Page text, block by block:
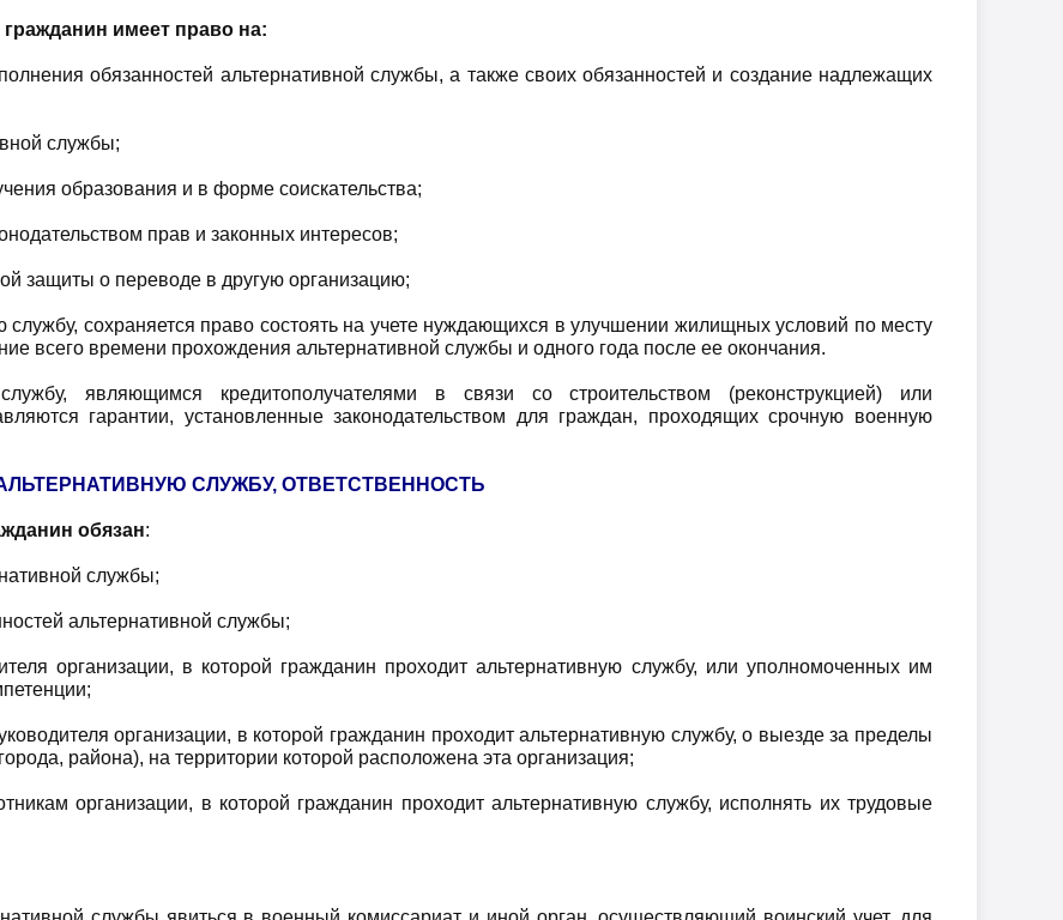
имеет право на:
обязанностей альтернативной службы, а также своих обязанностей и создание надлежащих
службы;
образования и в форме соискательства;
прав и законных интересов;
защиты о переводе в другую организацию;
сохраняется право состоять на учете нуждающихся в улучшении жилищных условий по месту
всего времени прохождения альтернативной службы и одного года после ее окончания.
являющимся кредитополучателями в связи со строительством (реконструкцией) или
гарантии, установленные законодательством для граждан, проходящих срочную военную
СЛУЖБУ, ОТВЕТСТВЕННОСТЬ
обязан:
службы;
альтернативной службы;
организации, в которой гражданин проходит альтернативную службу, или уполномоченных им
организации, в которой гражданин проходит альтернативную службу, о выезде за пределы
района), на территории которой расположена эта организация;
организации, в которой гражданин проходит альтернативную службу, исполнять их трудовые